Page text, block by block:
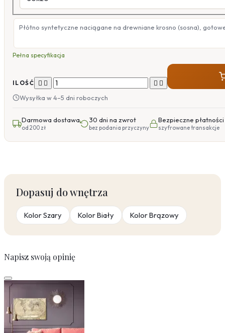
Płótno syntetyczne naciągane na drewniane krosno (sosna),
Pełna specyfikacja
ILOŚĆ    
Wysyłka w 4–5 dni roboczych
Darmowa dostawa
od 200 zł
30 dni na zwrot
bez podania przyczyny
Bezpieczne płatności
szyfrowane transakcje
Dopasuj do wnętrza
Kolor Szary Kolor Biały Kolor Brązowy
Napisz swoją opinię